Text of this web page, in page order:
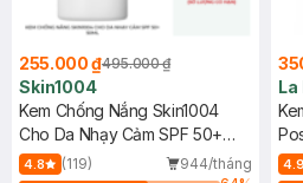
255.000 ₫495.000 ₫
Skin1004
Kem Chống Nắng Skin1004
Cho Da Nhạy Cảm SPF 50+
50ml
4.8 (119)
944/tháng
4.9